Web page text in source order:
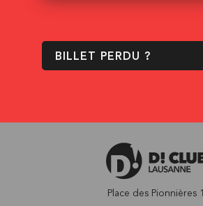
BILLET PERDU ?
Place des Pionnières 1